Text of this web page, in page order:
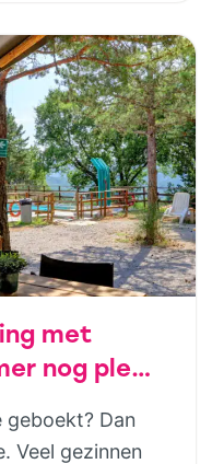
help je kinderen
te maken. Dat
te zijn;
met
nog plek
Dan
Veel gezinnen